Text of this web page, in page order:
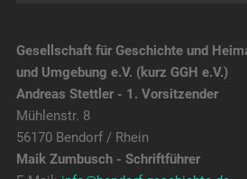
Gesellschaft für Geschichte und
und Umgebung e.V. (kurz GGH e.V.)
Andreas Stettler - 1. Vorsitzender
Mühlenstr. 8
56170 Bendorf / Rhein
Maik Zumbusch - Schriftführer